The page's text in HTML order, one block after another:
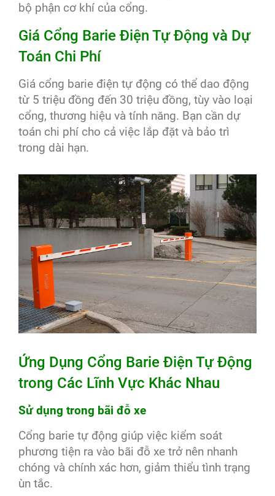
bộ phận cơ khí của cổng.
Giá Cổng Barie Điện Tự Động và Dự
Toán Chi Phí
Giá cổng barie điện tự động có thể dao động
từ 5 triệu đồng đến 30 triệu đồng, tùy vào loại
cổng, thương hiệu và tính năng. Bạn cần dự
toán chi phí cho cả việc lắp đặt và bảo trì
trong dài hạn.
Ứng Dụng Cổng Barie Điện Tự Động
trong Các Lĩnh Vực Khác Nhau
Sử dụng trong bãi đỗ xe
Cổng barie tự động giúp việc kiểm soát
phương tiện ra vào bãi đỗ xe trở nên nhanh
chóng và chính xác hơn, giảm thiểu tình trạng
ùn tắc.